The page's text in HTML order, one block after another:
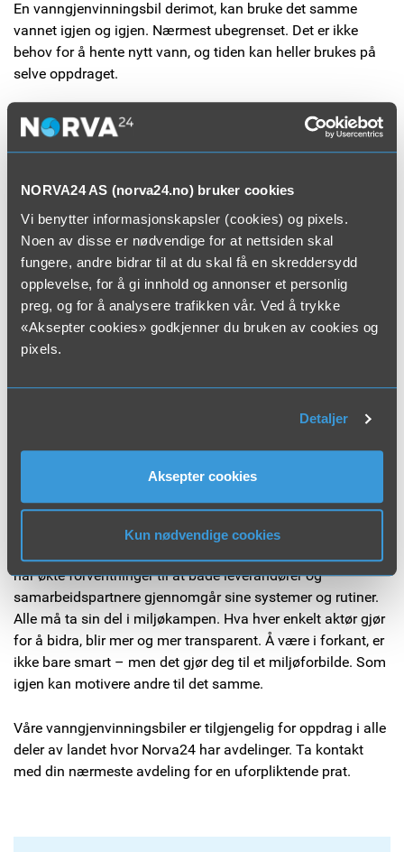
NORVA24 AS (norva24.no) bruker cookies
Vi benytter informasjonskapsler (cookies) og pixels.
Noen av disse er nødvendige for at nettsiden skal
fungere, andre bidrar til at du skal få en skreddersydd
opplevelse, for å gi innhold og annonser et personlig
preg, og for å analysere trafikken vår. Ved å trykke
«Aksepter cookies» godkjenner du bruken av cookies og
pixels.
Detaljer
Aksepter cookies
Kun nødvendige cookies
En vanngjenvinningsbil derimot, kan bruke det samme
vannet igjen og igjen. Nærmest ubegrenset. Det er ikke
behov for å hente nytt vann, og tiden kan heller brukes på
selve oppdraget.
I tillegg har vanngjenvinningsbilen større kapasitet til
lagring av slam, da slam og sand/grus siles ut. Dette gir
effektivitet enn med ordinære spylebiler.
→ Redusert drivstoff-forbruk og støyutslipp
Kraftig redusert kjøring gir tilsvarende reduksjon i drivstoff-
kostnader, mindre forurensning og støyutslipp. I tillegg
unngås unødvendig tungtrafikk i kommunen.
for rengjøringen, der tilgangen på rent vann er begrenset.
slippes ikke forurenset vann videre på avløpsnettet.
har økte forventninger til at både leverandører og
samarbeidspartnere gjennomgår sine systemer og rutiner.
Alle må ta sin del i miljøkampen. Hva hver enkelt aktør gjør
for å bidra, blir mer og mer transparent. Å være i forkant, er
ikke bare smart – men det gjør deg til et miljøforbilde. Som
igjen kan motivere andre til det samme.
Våre vanngjenvinningsbiler er tilgjengelig for oppdrag i alle
deler av landet hvor Norva24 har avdelinger. Ta kontakt
med din nærmeste avdeling for en uforpliktende prat.